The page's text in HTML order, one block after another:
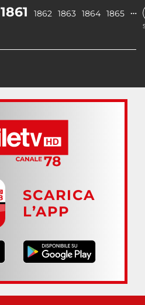
1861 1862 1863 1864 1865 …
SCARICA
L’APP